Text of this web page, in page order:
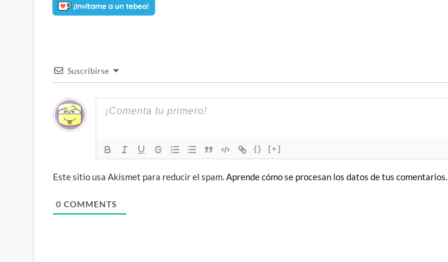
Suscribirse
{} [+]
Este sitio usa Akismet para reducir el spam.Aprende cómo se procesan los datos de tus comentarios.
0 COMMENTS